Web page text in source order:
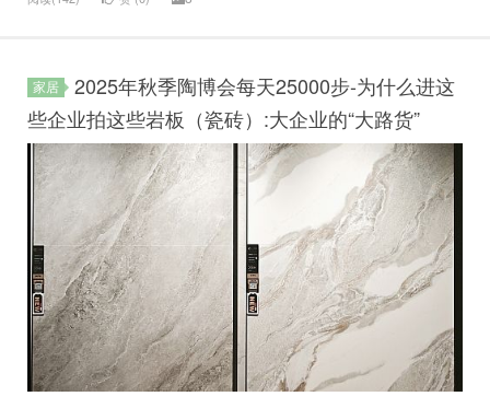
家居
2025年秋季陶博会每天25000步-为什么进这
些企业拍这些岩板（瓷砖）:大企业的“大路货”